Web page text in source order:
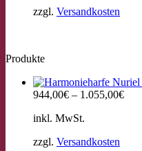
zzgl. Versandkosten
Produkte
944,00€ – 1.055,00€
inkl. MwSt.
zzgl. Versandkosten